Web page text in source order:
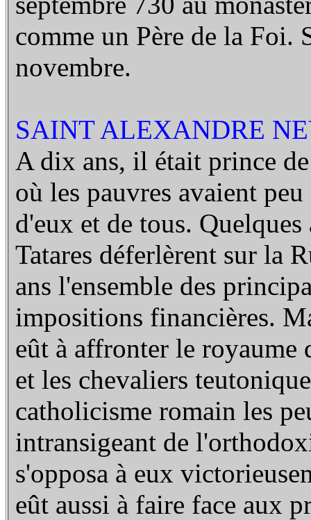
comme un Père de la Foi.
novembre.
SAINT ALEXANDRE
A dix ans, il était prince
où les pauvres avaient
d'eux et de tous.
Tatares déferlèrent sur la
ans l'ensemble des
impositions financières.
eût à affronter le royaume
et les chevaliers
catholicisme romain les
intransigeant de
s'opposa à eux
eût aussi à faire face aux